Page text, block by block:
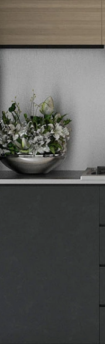
Tehnomedia
O nama
Naše prodavnice